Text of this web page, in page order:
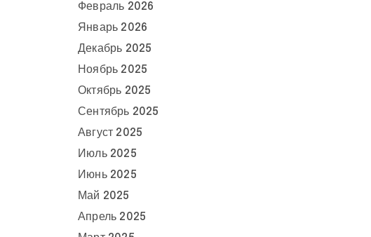
Февраль 2026
Январь 2026
Декабрь 2025
Ноябрь 2025
Октябрь 2025
Сентябрь 2025
Август 2025
Июль 2025
Июнь 2025
Май 2025
Апрель 2025